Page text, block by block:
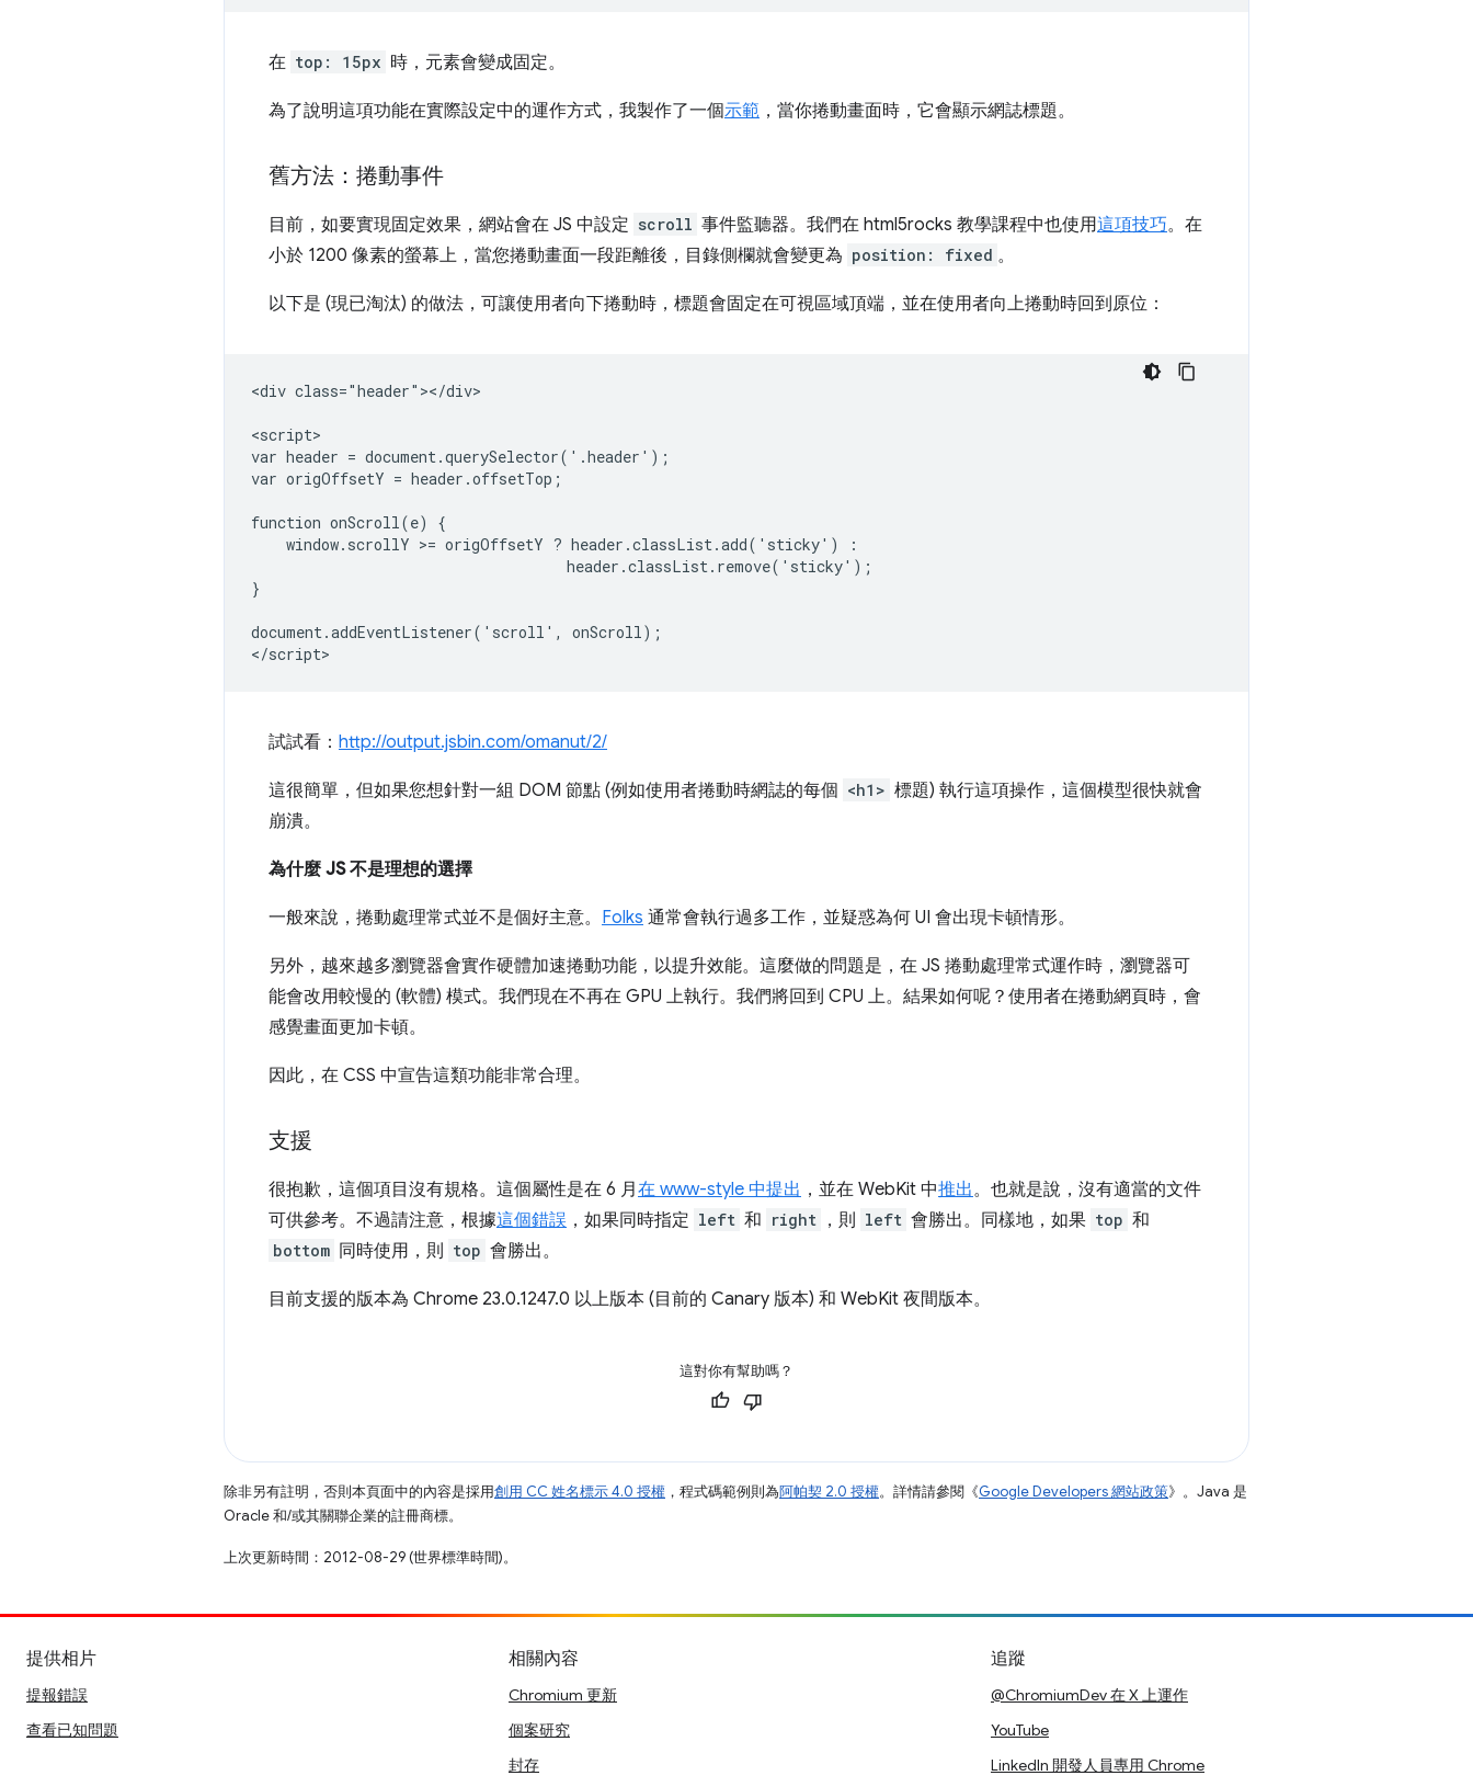
在 top: 15px 時，元素會變成固定。
為了說明這項功能在實際設定中的運作方式，我製作了一個示範 ，當你捲動畫面時，它會顯示網誌標題。
舊方法：捲動事件
目前，如要實現固定效果，網站會在 JS 中設定 scroll 事件監聽器。我們在 html5rocks 教學課程中也使用這項技巧。在
小於 1200 像素的螢幕上，當您捲動畫面一段距離後，目錄側欄就會變更為 position: fixed 。
以下是 (現已淘汰) 的做法，可讓使用者向下捲動時，標題會固定在可視區域頂端，並在使用者向上捲動時回到原位：
<div class="header"></div>
<script>
var header = document.querySelector('.header');
var origOffsetY = header.offsetTop;
function onScroll(e) {
    window.scrollY >= origOffsetY ? header.classList.add('sticky') :
                                    header.classList.remove('sticky');
}
document.addEventListener('scroll', onScroll);
試試看： http://output.jsbin.com/omanut/2/
這很簡單，但如果您想針對一組 DOM 節點 (例如使用者捲動時網誌的每個 <h1> 標題) 執行這項操作，這個模型很快就會
崩潰。
為什麼 JS 不是理想的選擇
一般來說，捲動處理常式並不是個好主意。 Folks 通常會執行過多工作，並疑惑為何 UI 會出現卡頓情形。
另外，越來越多瀏覽器會實作硬體加速捲動功能，以提升效能。這麼做的問題是，在 JS 捲動處理常式運作時，瀏覽器可
能會改用較慢的 (軟體) 模式。我們現在不再在 GPU 上執行。我們將回到 CPU 上。結果如何呢？使用者在捲動網頁時，會
感覺畫面更加卡頓。
因此，在 CSS 中宣告這類功能非常合理。
支援
很抱歉，這個項目沒有規格。這個屬性是在 6 月在 www-style 中提出 ，並在 WebKit 中推出。也就是說，沒有適當的文件
可供參考。不過請注意，根據這個錯誤 ，如果同時指定 left 和 right ，則 left 會勝出。同樣地，如果 top 和
bottom 同時使用，則 top 會勝出。
目前支援的版本為 Chrome 23.0.1247.0 以上版本 (目前的 Canary 版本) 和 WebKit 夜間版本。
這對你有幫助嗎？
除非另有註明，否則本頁面中的內容是採用創用 CC 姓名標示 4.0 授權 ，程式碼範例則為阿帕契 2.0 授權。詳情請參閱《Google Developers 網站政策》。Java 是
Oracle 和/或其關聯企業的註冊商標。
上次更新時間：2012-08-29 (世界標準時間)。
提供相片
提報錯誤
查看已知問題
相關內容
Chromium 更新
個案研究
封存
追蹤
@ChromiumDev 在 X 上運作
YouTube
LinkedIn 開發人員專用 Chrome